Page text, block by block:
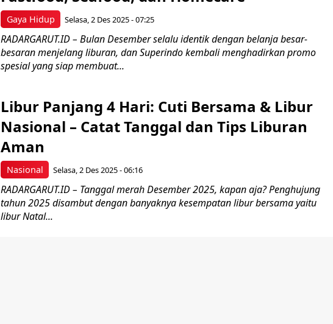
Gaya Hidup Selasa, 2 Des 2025 - 07:25
RADARGARUT.ID – Bulan Desember selalu identik dengan belanja besar-
besaran menjelang liburan, dan Superindo kembali menghadirkan promo
spesial yang siap membuat...
Nasional
Libur Panjang 4 Hari: Cuti Bersama & Libur
Nasional – Catat Tanggal dan Tips Liburan
Aman
Selasa, 2 Des 2025 - 06:16
RADARGARUT.ID – Tanggal merah Desember 2025, kapan aja? Penghujung
tahun 2025 disambut dengan banyaknya kesempatan libur bersama yaitu
libur Natal...